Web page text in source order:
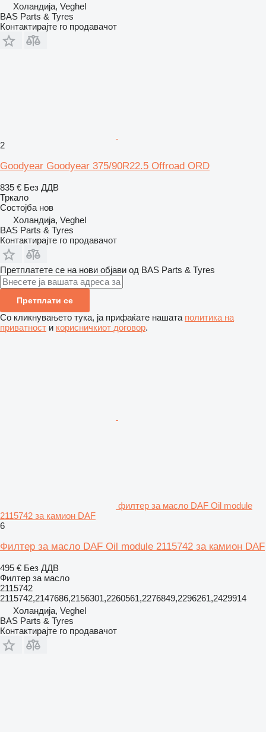
Холандија, Veghel
BAS Parts & Tyres
Контактирајте го продавачот
2
Goodyear Goodyear 375/90R22.5 Offroad ORD
835 € Без ДДВ
Тркало
Состојба нов
Холандија, Veghel
BAS Parts & Tyres
Контактирајте го продавачот
Претплатете се на нови објави од BAS Parts & Tyres
Претплати се
Со кликнувањето тука, ја прифаќате нашата политика на
приватност и корисничкиот договор.
филтер за масло DAF Oil module
2115742 за камион DAF
6
Филтер за масло DAF Oil module 2115742 за камион DAF
495 € Без ДДВ
Филтер за масло
2115742
2115742,2147686,2156301,2260561,2276849,2296261,2429914
Холандија, Veghel
BAS Parts & Tyres
Контактирајте го продавачот